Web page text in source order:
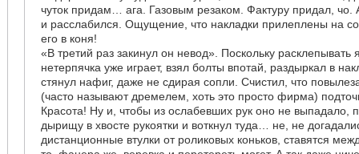
чуток придам… ага. Газовым резаком. Фактуру придал, чо.
и расслабился. Ощущение, что накладки прилеплены на
его в коня!
«В третий раз закинул он невод». Поскольку
нетерпячка уже играет, взял болты впотай, раздыркал в
стянул нафиг, даже не сдирая сопли. Счистил, что
(часто называют дремелем, хоть это просто фирма)
Красота! Ну и, чтобы из ослабевших рук оно не выпадало,
дырищу в хвосте рукоятки и воткнул туда… не, не
дистанционные втулки от роликовых коньков, ставятся